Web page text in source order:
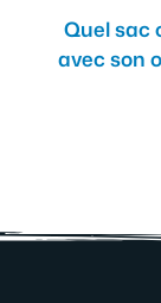
Quel sac
avec son